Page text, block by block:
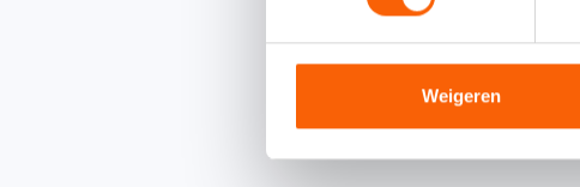
Weigeren